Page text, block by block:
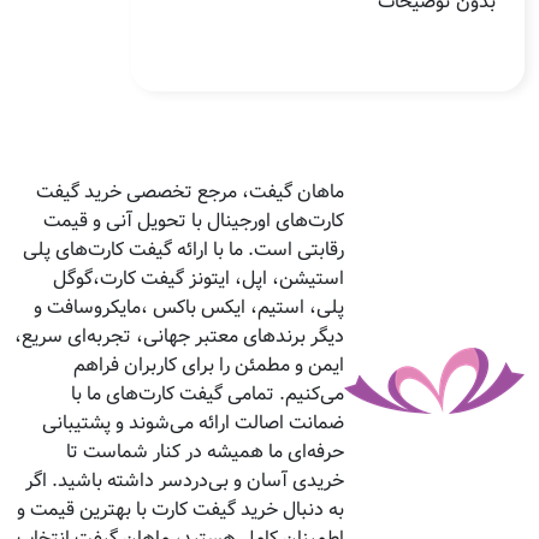
ماهان گیفت، مرجع تخصصی خرید گیفت
کارت‌های اورجینال با تحویل آنی و قیمت
رقابتی است. ما با ارائه گیفت کارت‌های پلی
استیشن، اپل، ایتونز گیفت کارت،گوگل
پلی، استیم، ایکس باکس ،مایکروسافت و
دیگر برندهای معتبر جهانی، تجربه‌ای سریع،
ایمن و مطمئن را برای کاربران فراهم
می‌کنیم. تمامی گیفت کارت‌های ما با
ضمانت اصالت ارائه می‌شوند و پشتیبانی
حرفه‌ای ما همیشه در کنار شماست تا
خریدی آسان و بی‌دردسر داشته باشید. اگر
به دنبال خرید گیفت کارت با بهترین قیمت و